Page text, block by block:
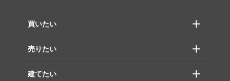
買いたい
売りたい
建てたい